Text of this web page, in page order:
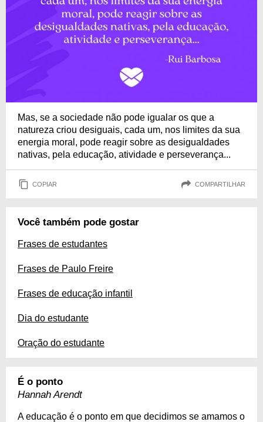
Mas, se a sociedade não pode igualar os que a
natureza criou desiguais, cada um, nos limites da sua
energia moral, pode reagir sobre as desigualdades
nativas, pela educação, atividade e perseverança...
COPIAR COMPARTILHAR
Você também pode gostar
Frases de estudantes
Frases de Paulo Freire
Frases de educação infantil
Dia do estudante
Oração do estudante
É o ponto
Hannah Arendt
A educação é o ponto em que decidimos se amamos o